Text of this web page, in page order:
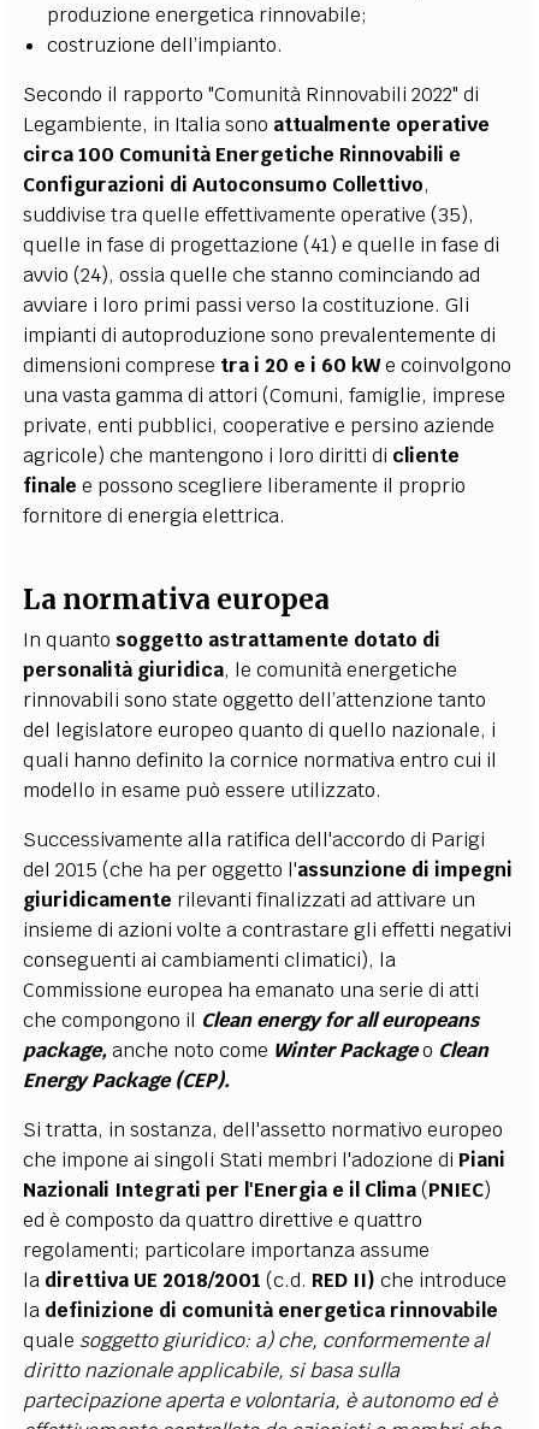
produzione energetica rinnovabile;
costruzione dell’impianto.
Secondo il rapporto "Comunità Rinnovabili 2022" di
Legambiente, in Italia sono attualmente operative
circa 100 Comunità Energetiche Rinnovabili e
Configurazioni di Autoconsumo Collettivo,
suddivise tra quelle effettivamente operative (35),
quelle in fase di progettazione (41) e quelle in fase di
avvio (24), ossia quelle che stanno cominciando ad
avviare i loro primi passi verso la costituzione. Gli
impianti di autoproduzione sono prevalentemente di
dimensioni comprese tra i 20 e i 60 kWe coinvolgono
una vasta gamma di attori (Comuni, famiglie, imprese
private, enti pubblici, cooperative e persino aziende
agricole) che mantengono i loro diritti di cliente
finale e possono scegliere liberamente il proprio
fornitore di energia elettrica.
La normativa europea
In quanto soggetto astrattamente dotato di
personalità giuridica, le comunità energetiche
rinnovabili sono state oggetto dell’attenzione tanto
del legislatore europeo quanto di quello nazionale, i
quali hanno definito la cornice normativa entro cui il
modello in esame può essere utilizzato.
Successivamente alla ratifica dell'accordo di Parigi
del 2015 (che ha per oggetto l'assunzione di impegni
giuridicamente rilevanti finalizzati ad attivare un
insieme di azioni volte a contrastare gli effetti negativi
conseguenti ai cambiamenti climatici), la
Commissione europea ha emanato una serie di atti
che compongono il Clean energy for all europeans
package,anche noto come Winter Packageo Clean
Energy Package (CEP).
Si tratta, in sostanza, dell'assetto normativo europeo
che impone ai singoli Stati membri l'adozione di Piani
Nazionali Integrati per l'Energia e il Clima(PNIEC)
ed è composto da quattro direttive e quattro
regolamenti; particolare importanza assume
la direttiva UE 2018/2001 (c.d. RED II)che introduce
la definizione di comunità energetica rinnovabile
quale soggetto giuridico: a) che, conformemente al
diritto nazionale applicabile, si basa sulla
partecipazione aperta e volontaria, è autonomo ed è